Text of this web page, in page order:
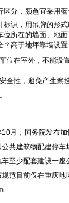
分，颜色宜采用蓝
标识，用吊牌的形
所在的墙面、地面
高于地坪靠墙设置
位在室外，不能设
全性，避免产生擦
月，国务院发布
公共建筑物配建停
至少配套建设一
规范目前仅在重庆